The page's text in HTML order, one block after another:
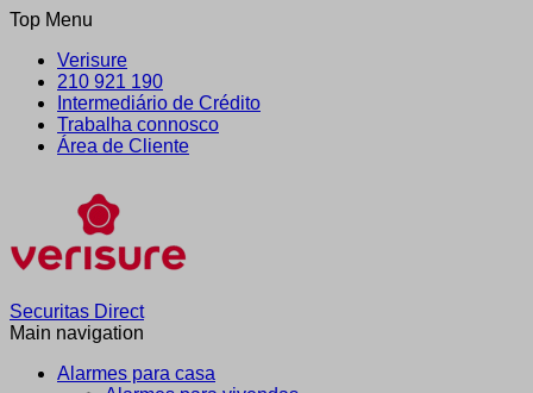
Top Menu
Verisure
210 921 190
Intermediário de Crédito
Trabalha connosco
Área de Cliente
Securitas Direct
Main navigation
Alarmes para casa